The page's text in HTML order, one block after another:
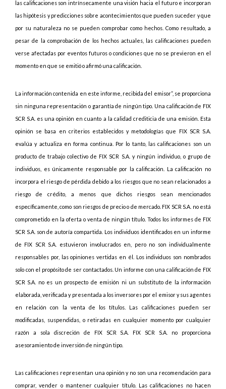
las calificaciones son intrínsecamente una visión hacia el futuro e incorporan
las hipótesis y predicciones sobre acontecimientos que pueden suceder y que
por su naturaleza no se pueden comprobar como hechos. Como resultado, a
pesar de la comprobación de los hechos actuales, las calificaciones pueden
verse afectadas por eventos futuros o condiciones que no se previeron en el
momento en que se emitió o afirmó una calificación.
La información contenida en este informe, recibida del emisor”, se proporciona
sin ninguna representación o garantía de ningún tipo. Una calificación de FIX
SCR S.A. es una opinión en cuanto a la calidad crediticia de una emisión. Esta
opinión se basa en criterios establecidos y metodologías que FIX SCR S.A.
evalúa y actualiza en forma continua. Por lo tanto, las calificaciones son un
producto de trabajo colectivo de FIX SCR S.A. y ningún individuo, o grupo de
individuos, es únicamente responsable por la calificación. La calificación no
incorpora el riesgo de pérdida debido a los riesgos que no sean relacionados a
riesgo de crédito, a menos que dichos riesgos sean mencionados
específicamente, como son riesgos de precio o de mercado. FIX SCR S.A. no está
comprometido en la oferta o venta de ningún título. Todos los informes de FIX
SCR S.A. son de autoría compartida. Los individuos identificados en un informe
de FIX SCR S.A. estuvieron involucrados en, pero no son individualmente
responsables por, las opiniones vertidas en él. Los individuos son nombrados
solo con el propósito de ser contactados. Un informe con una calificación de FIX
SCR S.A. no es un prospecto de emisión ni un substituto de la información
elaborada, verificada y presentada a los inversores por el emisor y sus agentes
en relación con la venta de los títulos. Las calificaciones pueden ser
modificadas, suspendidas, o retiradas en cualquier momento por cualquier
razón a sola discreción de FIX SCR S.A. FIX SCR S.A. no proporciona
asesoramiento de inversión de ningún tipo.
Las calificaciones representan una opinión y no son una recomendación para
comprar, vender o mantener cualquier título. Las calificaciones no hacen